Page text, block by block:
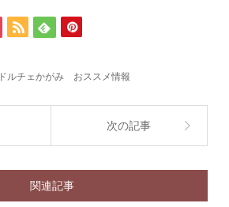
ドルチェかがみ おススメ情報
次の記事
関連記事